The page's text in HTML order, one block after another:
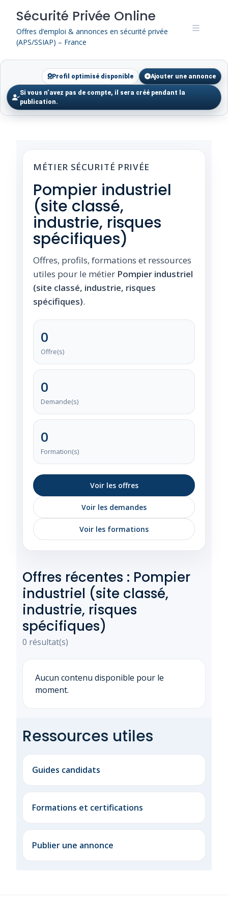
content
Sécurité Privée Online
Offres d’emploi & annonces en sécurité privée
(APS/SSIAP) – France
Profil optimisé disponible Ajouter une annonce
Si vous n’avez pas de compte, il sera créé pendant la
publication.
MÉTIER SÉCURITÉ PRIVÉE
Pompier industriel
(site classé,
industrie, risques
spécifiques)
Offres, profils, formations et ressources
utiles pour le métier Pompier industriel
(site classé, industrie, risques
spécifiques).
0
Offre(s)
0
Demande(s)
0
Formation(s)
Voir les offres
Voir les demandes
Voir les formations
Offres récentes : Pompier
industriel (site classé,
industrie, risques
spécifiques)
0 résultat(s)
Aucun contenu disponible pour le
moment.
Ressources utiles
Guides candidats
Formations et certifications
Publier une annonce